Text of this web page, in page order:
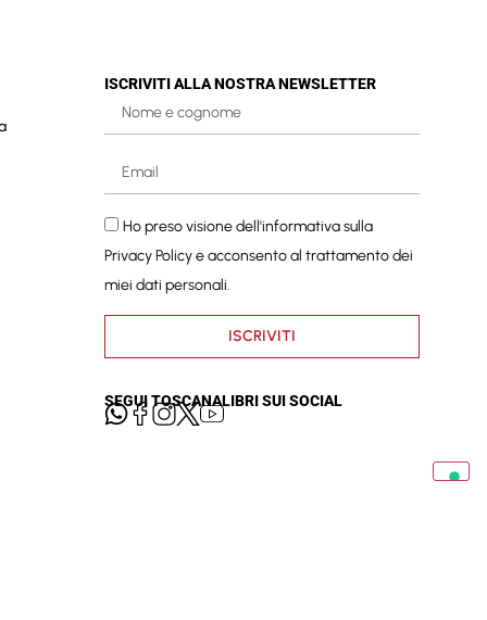
ISCRIVITI ALLA NOSTRA NEWSLETTER
Ho preso visione dell'informativa sulla
Privacy Policye acconsento al trattamento dei
miei dati personali.
ISCRIVITI
SEGUI TOSCANALIBRI SUI SOCIAL